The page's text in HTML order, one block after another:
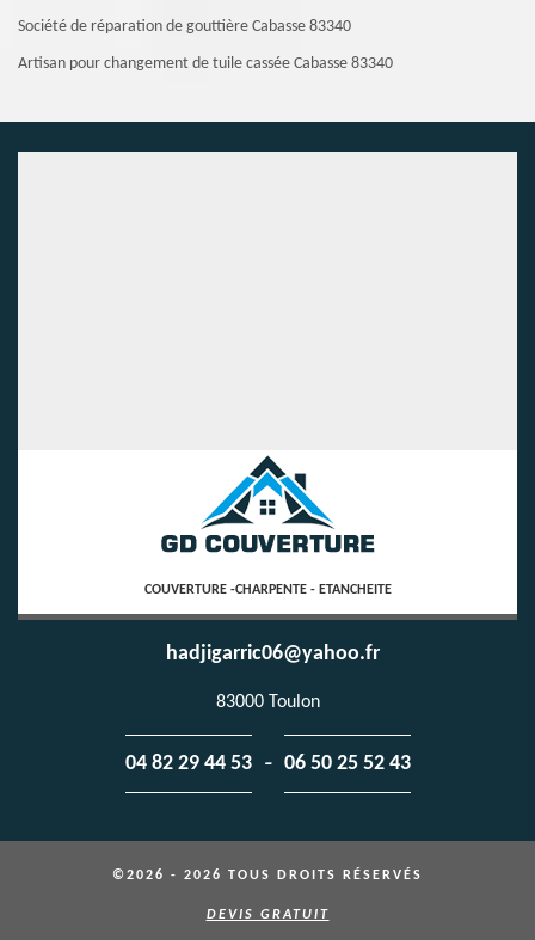
Société de réparation de gouttière Cabasse 83340
Artisan pour changement de tuile cassée Cabasse 83340
COUVERTURE -CHARPENTE - ETANCHEITE
hadjigarric06@yahoo.fr
83000 Toulon
04 82 29 44 53 - 06 50 25 52 43
©2026 - 2026 TOUS DROITS RÉSERVÉS
DEVIS GRATUIT